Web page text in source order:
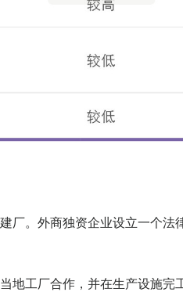
厂。外商独资企业设立一个
地工厂合作，并在生产设施完